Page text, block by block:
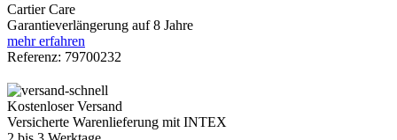
Cartier Care
Garantieverlängerung auf 8 Jahre
mehr erfahren
Referenz: 79700232
Kostenloser Versand
Versicherte Warenlieferung mit INTEX